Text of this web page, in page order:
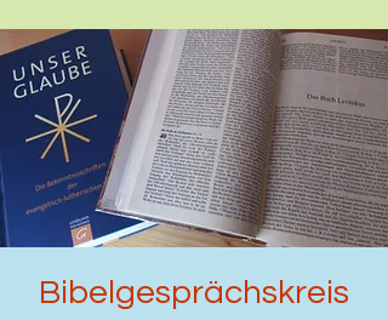
Bibelgesprächskreis